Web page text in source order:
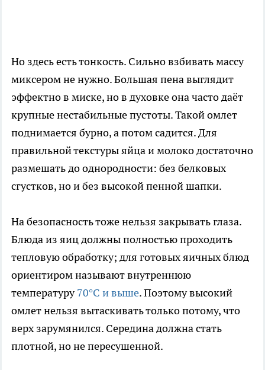
Но здесь есть тонкость. Сильно взбивать массу
миксером не нужно. Большая пена выглядит
эффектно в миске, но в духовке она часто даёт
крупные нестабильные пустоты. Такой омлет
поднимается бурно, а потом садится. Для
правильной текстуры яйца и молоко достаточно
размешать до однородности: без белковых
сгустков, но и без высокой пенной шапки.
На безопасность тоже нельзя закрывать глаза.
Блюда из яиц должны полностью проходить
тепловую обработку; для готовых яичных блюд
ориентиром называют внутреннюю
температуру70°C и выше. Поэтому высокий
омлет нельзя вытаскивать только потому, что
верх зарумянился. Середина должна стать
плотной, но не пересушенной.